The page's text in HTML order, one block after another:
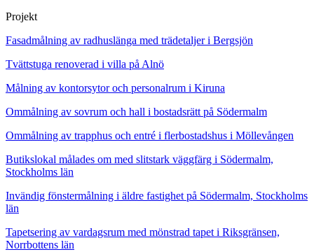
Projekt
Fasadmålning av radhuslänga med trädetaljer i Bergsjön
Tvättstuga renoverad i villa på Alnö
Målning av kontorsytor och personalrum i Kiruna
Ommålning av sovrum och hall i bostadsrätt på Södermalm
Ommålning av trapphus och entré i flerbostadshus i Möllevången
Butikslokal målades om med slitstark väggfärg i Södermalm,
Stockholms län
Invändig fönstermålning i äldre fastighet på Södermalm, Stockholms
län
Tapetsering av vardagsrum med mönstrad tapet i Riksgränsen,
Norrbottens län